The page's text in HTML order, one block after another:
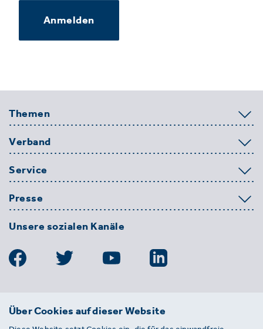
Anmelden
Themen
Verband
Service
Presse
Unsere sozialen Kanäle
BDE
Über Cookies auf dieser Website